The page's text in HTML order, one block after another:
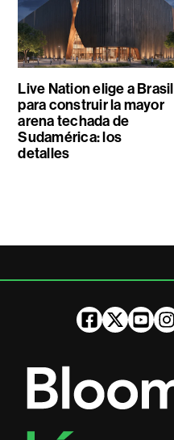
Live Nation elige a Brasil
para construir la mayor
arena techada de
Sudamérica: los
detalles